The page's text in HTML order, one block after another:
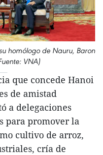
homólogo de Nauru, Baron
VNA)
que concede Hanoi
de amistad
a delegaciones
para promover la
cultivo de arroz,
cría de